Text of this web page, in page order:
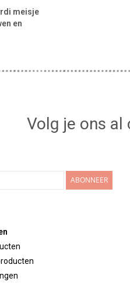
meisje
en
ogen
Volg je ons al
ABONNEER